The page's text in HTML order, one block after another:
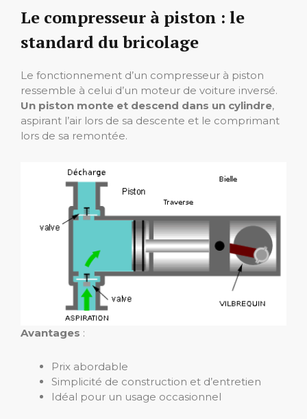
Le compresseur à piston : le
standard du bricolage
Le fonctionnement d’un compresseur à piston
ressemble à celui d’un moteur de voiture inversé.
Un piston monte et descend dans un cylindre,
aspirant l’air lors de sa descente et le comprimant
lors de sa remontée.
Avantages :
Prix abordable
Simplicité de construction et d’entretien
Idéal pour un usage occasionnel